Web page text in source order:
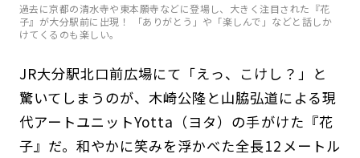
過去に京都の清水寺や東本願寺などに登場し、大きく注目された『花
子』が大分駅前に出現！ 「ありがとう」や「楽しんで」などと話しか
けてくるのも楽しい。
JR大分駅北口前広場にて「えっ、こけし？」と
驚いてしまうのが、木崎公隆と山脇弘道による現
代アートユニットYotta（ヨタ）の手がけた『花
子』だ。和やかに笑みを浮かべた全長12メートル